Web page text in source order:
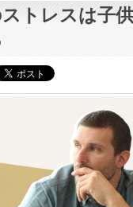
トレスは子